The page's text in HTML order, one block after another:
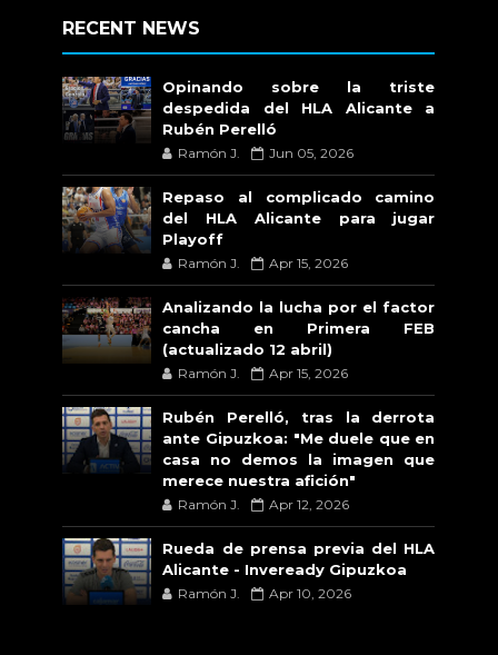
RECENT NEWS
Opinando sobre la triste
despedida del HLA Alicante a
Rubén Perelló
Ramón J. Jun 05, 2026
Repaso al complicado camino
del HLA Alicante para jugar
Playoff
Ramón J. Apr 15, 2026
Analizando la lucha por el factor
cancha en Primera FEB
(actualizado 12 abril)
Ramón J. Apr 15, 2026
Rubén Perelló, tras la derrota
ante Gipuzkoa: "Me duele que en
casa no demos la imagen que
merece nuestra afición"
Ramón J. Apr 12, 2026
Rueda de prensa previa del HLA
Alicante - Inveready Gipuzkoa
Ramón J. Apr 10, 2026